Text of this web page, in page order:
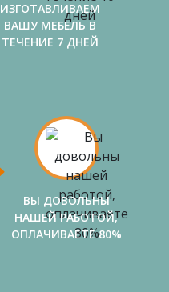
ИЗГОТАВЛИВАЕМ
ВАШУ МЕБЕЛЬ В
ТЕЧЕНИЕ 7 ДНЕЙ
ВЫ ДОВОЛЬНЫ
НАШЕЙ РАБОТОЙ,
ОПЛАЧИВАЕТЕ 80%